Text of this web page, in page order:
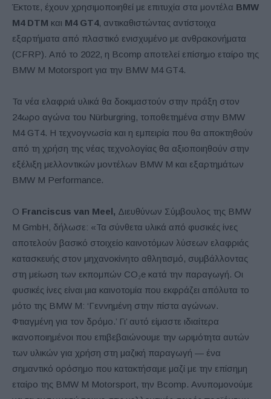
Έκτοτε, έχουν χρησιμοποιηθεί με επιτυχία στα μοντέλα BMW
M4 DTM και M4 GT4, αντικαθιστώντας αντίστοιχα
εξαρτήματα από πλαστικό ενισχυμένο με ανθρακονήματα
(CFRP). Από το 2022, η Bcomp αποτελεί επίσημο εταίρο της
BMW M Motorsport για την BMW M4 GT4.
Τα νέα ελαφριά υλικά θα δοκιμαστούν στην πράξη στον
24ωρο αγώνα του Nürburgring, τοποθετημένα στην BMW
M4 GT4. Η τεχνογνωσία και η εμπειρία που θα αποκτηθούν
από τη χρήση της νέας τεχνολογίας θα αξιοποιηθούν στην
εξέλιξη μελλοντικών μοντέλων BMW M και εξαρτημάτων
BMW M Performance.
Ο Franciscus van Meel, Διευθύνων Σύμβουλος της BMW
M GmbH, δήλωσε: «Τα σύνθετα υλικά από φυσικές ίνες
αποτελούν βασικό στοιχείο καινοτόμων λύσεων ελαφριάς
κατασκευής στον μηχανοκίνητο αθλητισμό, συμβάλλοντας
στη μείωση των εκπομπών CO₂e κατά την παραγωγή. Οι
φυσικές ίνες είναι μια καινοτομία που εκφράζει απόλυτα το
μότο της BMW M: ‘Γεννημένη στην πίστα αγώνων.
Φτιαγμένη για τον δρόμο.’ Γι’ αυτό είμαστε ιδιαίτερα
ικανοποιημένοι που επιβεβαιώνουμε την ωριμότητα αυτών
των υλικών για χρήση στη μαζική παραγωγή — ένα
σημαντικό ορόσημο που κατακτήσαμε μαζί με την επίσημη
εταίρο της BMW M Motorsport, την Bcomp. Ανυπομονούμε